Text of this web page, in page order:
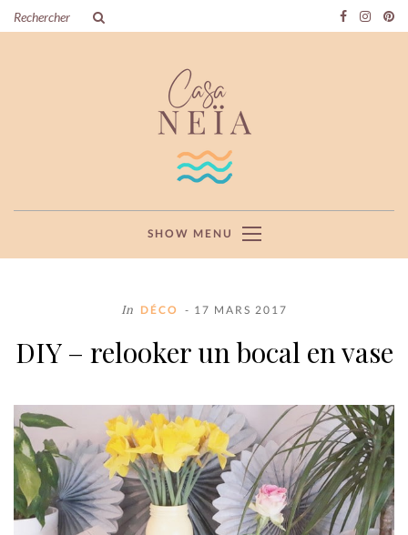
SHOW MENU
In DÉCO - 17 MARS 2017
DIY – relooker un bocal en vase